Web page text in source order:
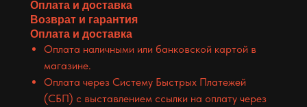
Оплата и доставка
Возврат и гарантия
Оплата и доставка
Оплата наличными или банковской картой в
магазине.
Оплата через Систему Быстрых Платежей
(СБП) с выставлением ссылки на оплату через